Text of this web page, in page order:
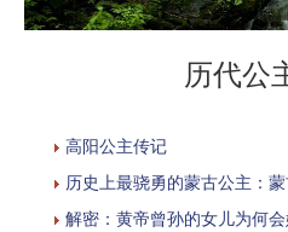
历代公
高阳公主传记
历史上最骁勇的蒙古公主：
解密：黄帝曾孙的女儿为何